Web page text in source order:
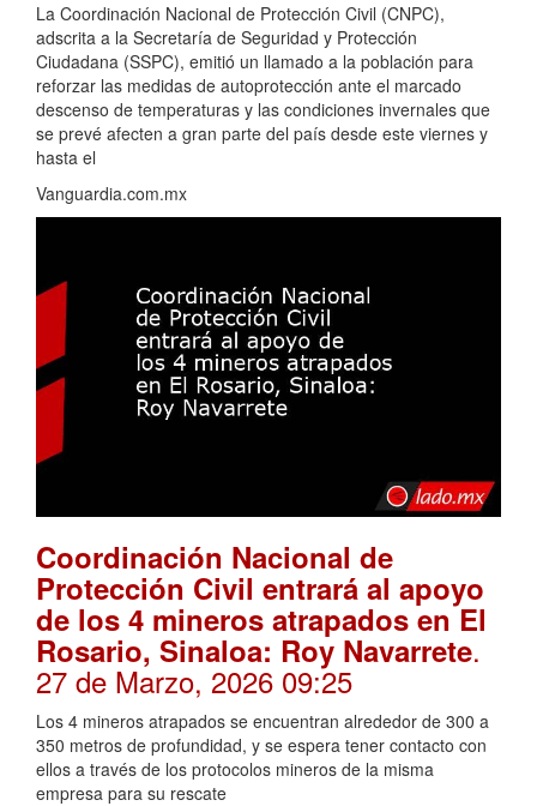
La Coordinación Nacional de Protección Civil (CNPC),
adscrita a la Secretaría de Seguridad y Protección
Ciudadana (SSPC), emitió un llamado a la población para
reforzar las medidas de autoprotección ante el marcado
descenso de temperaturas y las condiciones invernales que
se prevé afecten a gran parte del país desde este viernes y
hasta el
Vanguardia.com.mx
Coordinación Nacional de
Protección Civil entrará al apoyo
de los 4 mineros atrapados en El
Rosario, Sinaloa: Roy Navarrete.
27 de Marzo, 2026 09:25
Los 4 mineros atrapados se encuentran alrededor de 300 a
350 metros de profundidad, y se espera tener contacto con
ellos a través de los protocolos mineros de la misma
empresa para su rescate